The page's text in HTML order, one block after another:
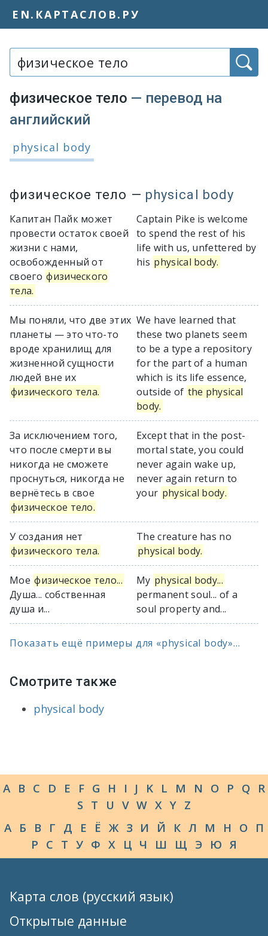
EN.КАРТАСЛОВ.РУ
Слово или фраза:
физическое тело — перевод на
английский
Варианты перевода
physical body
физическое тело — physical body
Капитан Пайк может
провести остаток своей
жизни с нами,
освобожденный от
своего физического
тела.
Captain Pike is welcome
to spend the rest of his
life with us, unfettered by
his physical body.
Мы поняли, что две этих
планеты — это что-то
вроде хранилищ для
жизненной сущности
людей вне их
физического тела.
We have learned that
these two planets seem
to be a type a repository
for the part of a human
which is its life essence,
outside of the physical
body.
За исключением того,
что после смерти вы
никогда не сможете
проснуться, никогда не
вернётесь в свое
физическое тело.
Except that in the post-
mortal state, you could
never again wake up,
never again return to
your physical body.
У создания нет
физического тела.
The creature has no
physical body.
Мое физическое тело...
Душа... собственная
душа и...
My physical body...
permanent soul... of a
soul property and...
Показать ещё примеры для «physical body»...
Смотрите также
physical body
A B C D E F G H I J K L M N O P Q R
S T U V W X Y Z
А Б В Г Д Е Ё Ж З И Й К Л М Н О П
Р С Т У Ф Х Ц Ч Ш Щ Э Ю Я
Карта слов (русский язык)
Открытые данные